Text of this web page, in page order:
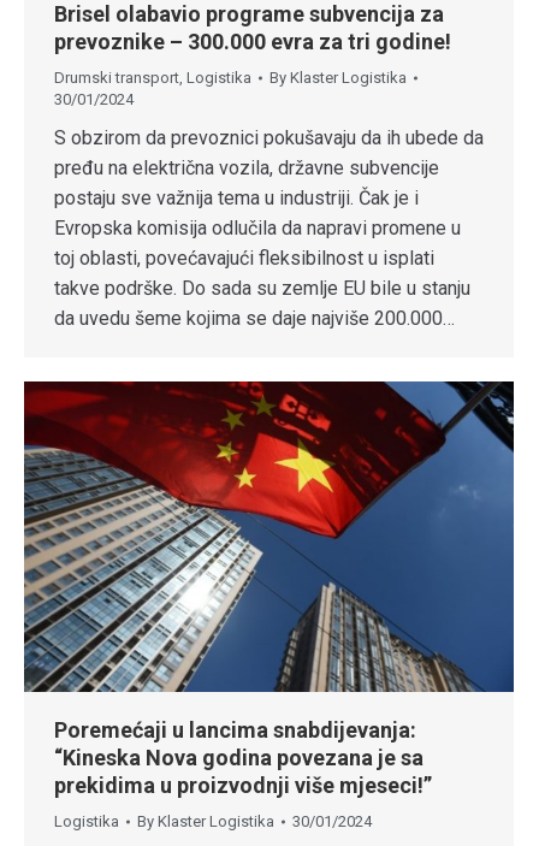
Brisel olabavio programe subvencija za
prevoznike – 300.000 evra za tri godine!
Drumski transport, Logistika By Klaster Logistika
30/01/2024
S obzirom da prevoznici pokušavaju da ih ubede da
pređu na električna vozila, državne subvencije
postaju sve važnija tema u industriji. Čak je i
Evropska komisija odlučila da napravi promene u
toj oblasti, povećavajući fleksibilnost u isplati
takve podrške. Do sada su zemlje EU bile u stanju
da uvedu šeme kojima se daje najviše 200.000…
Poremećaji u lancima snabdijevanja:
“Kineska Nova godina povezana je sa
prekidima u proizvodnji više mjeseci!”
Logistika By Klaster Logistika 30/01/2024